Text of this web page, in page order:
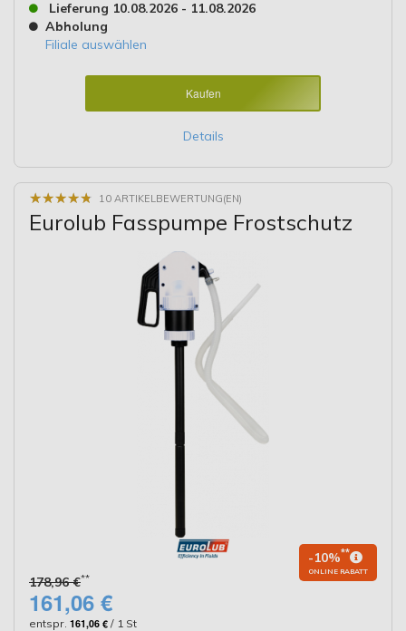
Lieferung 10.08.2026 - 11.08.2026
Abholung
Filiale auswählen
Kaufen
Details
★★★★★
★★★★★ 10 ARTIKELBEWERTUNG(EN)
Eurolub Fasspumpe Frostschutz
178,96 €**
-10%**
ONLINE RABATT
161,06 €
entspr. 161,06 € / 1 St